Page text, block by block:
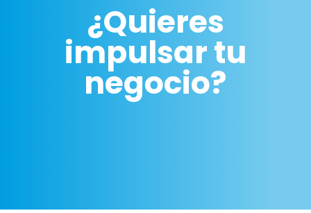
¿Quieres
impulsar tu
negocio?